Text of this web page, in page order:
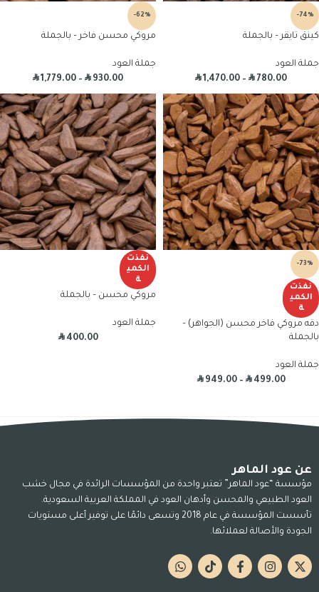
-74%
كينق تايقر – بالجملة
جملة العود
R780.00
–
R1,470.00
-62%
مروكي محسن فاخر – بالجملة
جملة العود
R930.00
–
R1,779.00
-73%
نفذت
الكمي
ة
دقه مروكي فاخر محسن (الجواهر) –
بالجملة
جملة العود
R499.00
–
R949.00
نفذت
الكمي
ة
مروكي محسن – بالجملة
جملة العود
R400.00
عن عود الماهر
مؤسسة “عود الماهر” تعتبر واحدة من المؤسسات الرائدة في مجال خشب
العود الطبيعي والمحسن وأدهان العود في المملكة العربية السعودية.
تأسست المؤسسة في عام 2018 وتسعى دائمًا على توفير أعلى مستويات
الجودة والأصالة لعملائها.